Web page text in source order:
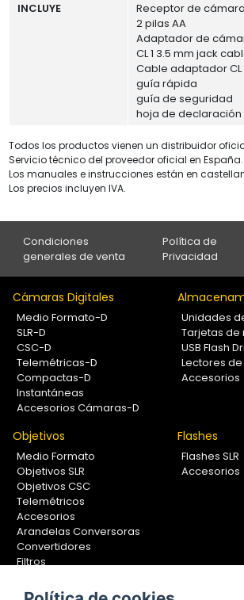
INCLUYE
Receptor de cámara
2 pilas AA
Adaptador de
CL 1 3.5 mm jack
Cable adaptador CL
guía rápida
guía de seguridad
hoja de
Todos los productos vienen un distribuidor
Servicio técnico del proveedor oficial en España.
Los manuales e instrucciones están en
Los precios incluyen IVA.
Condiciones
generales de venta
Política de
Privacidad
Cámaras Digitales
Medio Formato-D
SLR-D
CSC-D
Telemétricas-D
Compactas-D
Instantáneas
Accesorios Cámaras-D
Unidades
Tarjetas
USB Flash
Lectores
Accesorios
Objetivos
Medio Formato
Objetivos SLR
Objetivos CSC
Telemétricos
Accesorios
Arandelas Conversoras
Convertidores
Filtros
Calibradores
Flashes
Flashes SLR
Accesorios